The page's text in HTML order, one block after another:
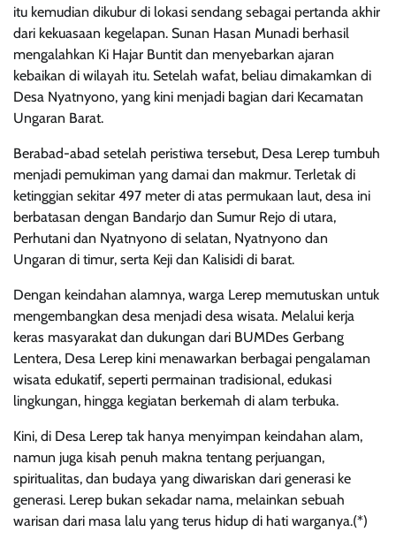
itu kemudian dikubur di lokasi sendang sebagai pertanda akhir
dari kekuasaan kegelapan. Sunan Hasan Munadi berhasil
mengalahkan Ki Hajar Buntit dan menyebarkan ajaran
kebaikan di wilayah itu. Setelah wafat, beliau dimakamkan di
Desa Nyatnyono, yang kini menjadi bagian dari Kecamatan
Ungaran Barat.
Berabad-abad setelah peristiwa tersebut, Desa Lerep tumbuh
menjadi pemukiman yang damai dan makmur. Terletak di
ketinggian sekitar 497 meter di atas permukaan laut, desa ini
berbatasan dengan Bandarjo dan Sumur Rejo di utara,
Perhutani dan Nyatnyono di selatan, Nyatnyono dan
Ungaran di timur, serta Keji dan Kalisidi di barat.
Dengan keindahan alamnya, warga Lerep memutuskan untuk
mengembangkan desa menjadi desa wisata. Melalui kerja
keras masyarakat dan dukungan dari BUMDes Gerbang
Lentera, Desa Lerep kini menawarkan berbagai pengalaman
wisata edukatif, seperti permainan tradisional, edukasi
lingkungan, hingga kegiatan berkemah di alam terbuka.
Kini, di Desa Lerep tak hanya menyimpan keindahan alam,
namun juga kisah penuh makna tentang perjuangan,
spiritualitas, dan budaya yang diwariskan dari generasi ke
generasi. Lerep bukan sekadar nama, melainkan sebuah
warisan dari masa lalu yang terus hidup di hati warganya.(*)